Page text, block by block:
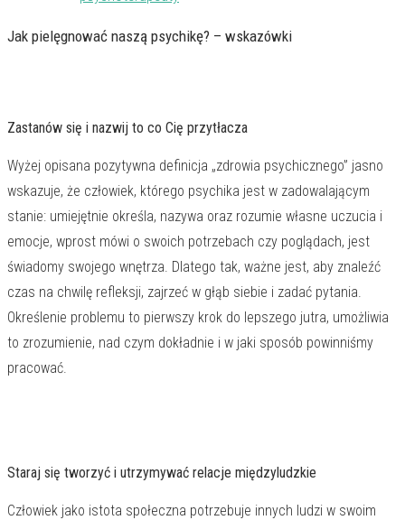
Jak pielęgnować naszą psychikę? – wskazówki
Zastanów się i nazwij to co Cię przytłacza
Wyżej opisana pozytywna definicja „zdrowia psychicznego” jasno
wskazuje, że człowiek, którego psychika jest w zadowalającym
stanie: umiejętnie określa, nazywa oraz rozumie własne uczucia i
emocje, wprost mówi o swoich potrzebach czy poglądach, jest
świadomy swojego wnętrza. Dlatego tak, ważne jest, aby znaleźć
czas na chwilę refleksji, zajrzeć w głąb siebie i zadać pytania.
Określenie problemu to pierwszy krok do lepszego jutra, umożliwia
to zrozumienie, nad czym dokładnie i w jaki sposób powinniśmy
pracować.
Staraj się tworzyć i utrzymywać relacje międzyludzkie
Człowiek jako istota społeczna potrzebuje innych ludzi w swoim